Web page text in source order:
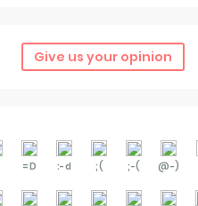
Give us your opinion
=D :-d ;( ;-( @-)